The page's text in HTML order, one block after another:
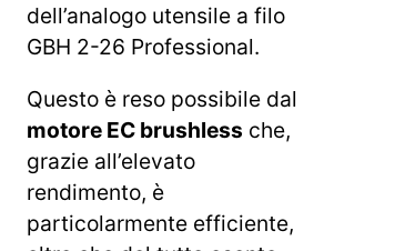
dell’analogo utensile a filo
GBH 2-26 Professional.
Questo è reso possibile dal
motore EC brushless che,
grazie all’elevato
rendimento, è
particolarmente efficiente,